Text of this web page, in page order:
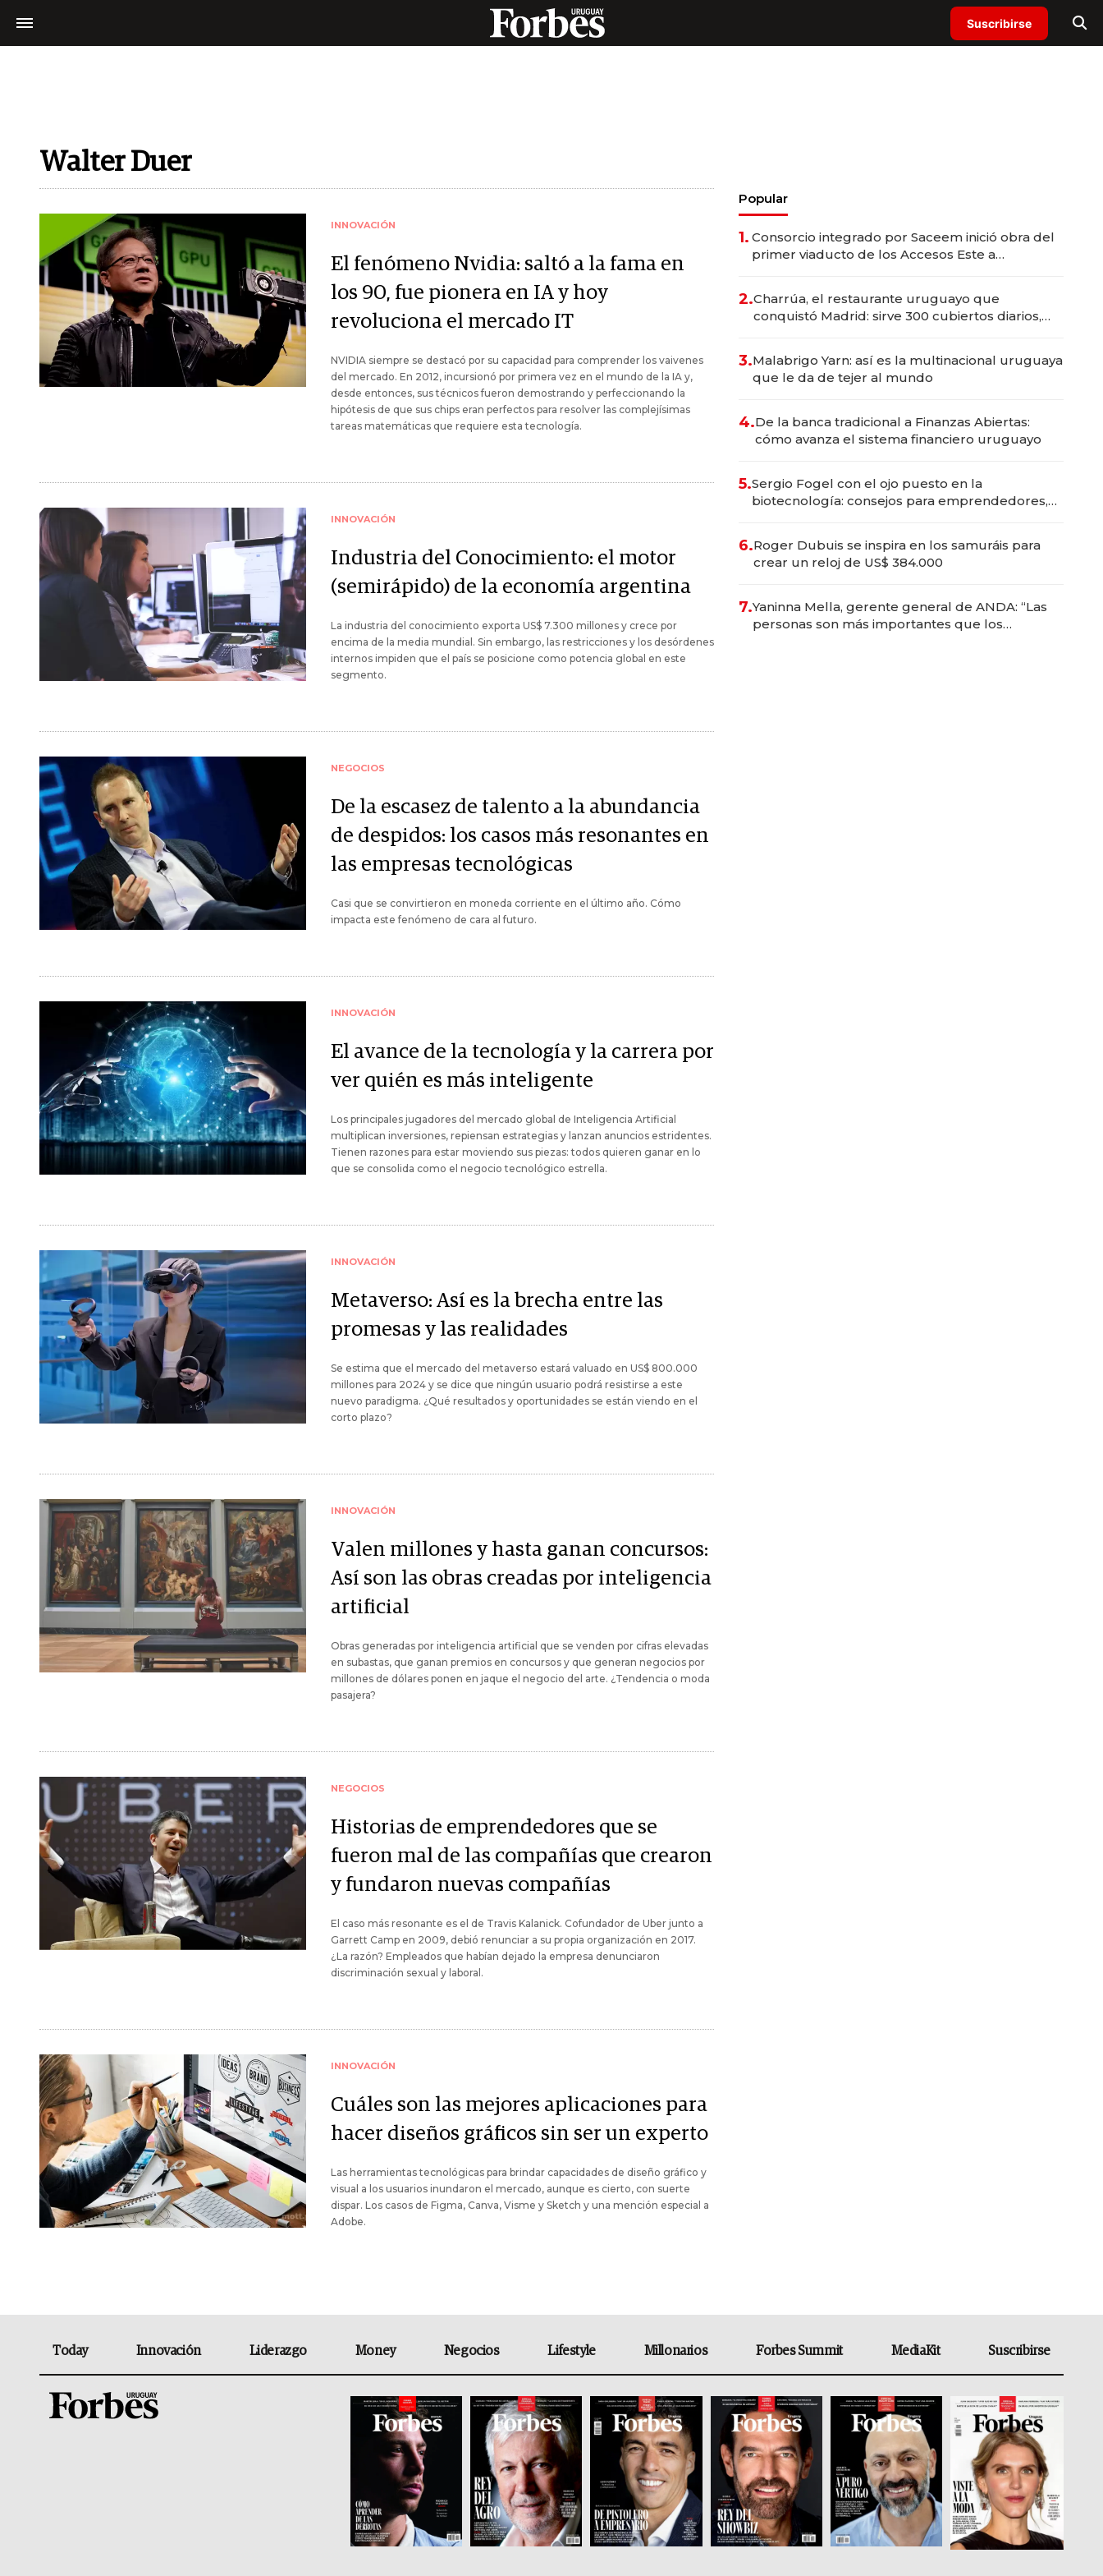
Suscribirse
Walter Duer
INNOVACIÓN
El fenómeno Nvidia: saltó a la fama en
los 90, fue pionera en IA y hoy
revoluciona el mercado IT
NVIDIA siempre se destacó por su capacidad para comprender los vaivenes
del mercado. En 2012, incursionó por primera vez en el mundo de la IA y,
desde entonces, sus técnicos fueron demostrando y perfeccionando la
hipótesis de que sus chips eran perfectos para resolver las complejísimas
tareas matemáticas que requiere esta tecnología.
INNOVACIÓN
Industria del Conocimiento: el motor
(semirápido) de la economía argentina
La industria del conocimiento exporta US$ 7.300 millones y crece por
encima de la media mundial. Sin embargo, las restricciones y los desórdenes
internos impiden que el país se posicione como potencia global en este
segmento.
NEGOCIOS
De la escasez de talento a la abundancia
de despidos: los casos más resonantes en
las empresas tecnológicas
Casi que se convirtieron en moneda corriente en el último año. Cómo
impacta este fenómeno de cara al futuro.
INNOVACIÓN
El avance de la tecnología y la carrera por
ver quién es más inteligente
Los principales jugadores del mercado global de Inteligencia Artificial
multiplican inversiones, repiensan estrategias y lanzan anuncios estridentes.
Tienen razones para estar moviendo sus piezas: todos quieren ganar en lo
que se consolida como el negocio tecnológico estrella.
INNOVACIÓN
Metaverso: Así es la brecha entre las
promesas y las realidades
Se estima que el mercado del metaverso estará valuado en US$ 800.000
millones para 2024 y se dice que ningún usuario podrá resistirse a este
nuevo paradigma. ¿Qué resultados y oportunidades se están viendo en el
corto plazo?
INNOVACIÓN
Valen millones y hasta ganan concursos:
Así son las obras creadas por inteligencia
artificial
Obras generadas por inteligencia artificial que se venden por cifras elevadas
en subastas, que ganan premios en concursos y que generan negocios por
millones de dólares ponen en jaque el negocio del arte. ¿Tendencia o moda
pasajera?
NEGOCIOS
Historias de emprendedores que se
fueron mal de las compañías que crearon
y fundaron nuevas compañías
El caso más resonante es el de Travis Kalanick. Cofundador de Uber junto a
Garrett Camp en 2009, debió renunciar a su propia organización en 2017.
¿La razón? Empleados que habían dejado la empresa denunciaron
discriminación sexual y laboral.
INNOVACIÓN
Cuáles son las mejores aplicaciones para
hacer diseños gráficos sin ser un experto
Las herramientas tecnológicas para brindar capacidades de diseño gráfico y
visual a los usuarios inundaron el mercado, aunque es cierto, con suerte
dispar. Los casos de Figma, Canva, Visme y Sketch y una mención especial a
Adobe.
Popular
1. Consorcio integrado por Saceem inició obra del
primer viaducto de los Accesos Este a
2.Charrúa, el restaurante uruguayo que
conquistó Madrid: sirve 300 cubiertos diarios,
3.Malabrigo Yarn: así es la multinacional uruguaya
que le da de tejer al mundo
4.De la banca tradicional a Finanzas Abiertas:
cómo avanza el sistema financiero uruguayo
5.Sergio Fogel con el ojo puesto en la
biotecnología: consejos para emprendedores,
6.Roger Dubuis se inspira en los samuráis para
crear un reloj de US$ 384.000
7.Yaninna Mella, gerente general de ANDA: “Las
personas son más importantes que los
Today Innovación Liderazgo Money Negocios Lifestyle Millonarios Forbes Summit MediaKit Suscribirse